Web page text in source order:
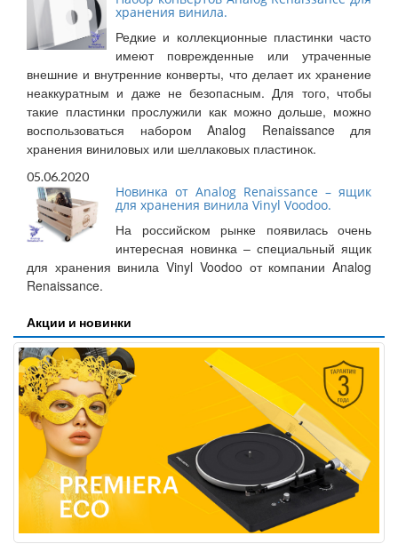
хранения винила.
Редкие и коллекционные пластинки часто
имеют поврежденные или утраченные
внешние и внутренние конверты, что делает их хранение
неаккуратным и даже не безопасным. Для того, чтобы
такие пластинки прослужили как можно дольше, можно
воспользоваться набором Analog Renaissance для
хранения виниловых или шеллаковых пластинок.
05.06.2020
Новинка от Analog Renaissance – ящик
для хранения винила Vinyl Voodoo.
На российском рынке появилась очень
интересная новинка – специальный ящик
для хранения винила Vinyl Voodoo от компании Analog
Renaissance.
Акции и новинки